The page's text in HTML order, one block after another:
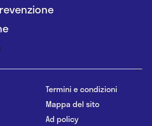
Termini e condizioni
Mappa del sito
Ad policy